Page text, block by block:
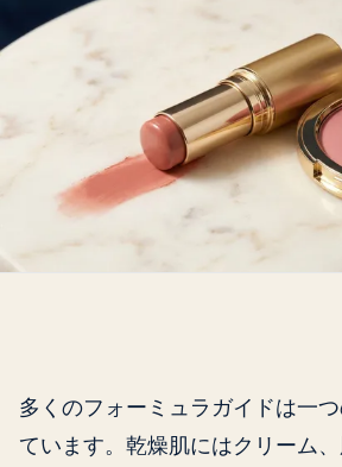
多くのフォーミュラガイドは一
ています。乾燥肌にはクリーム